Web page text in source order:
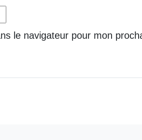
le navigateur pour mon